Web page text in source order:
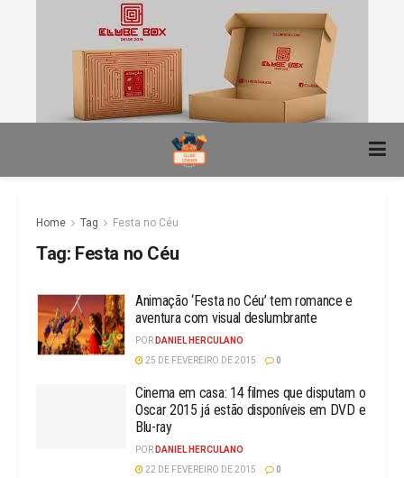
Home Tag Festa no Céu
Tag: Festa no Céu
Animação ‘Festa no Céu’ tem romance e
aventura com visual deslumbrante
POR DANIEL HERCULANO
25 DE FEVEREIRO DE 2015
0
Cinema em casa: 14 filmes que disputam o
Oscar 2015 já estão disponíveis em DVD e
Blu-ray
POR DANIEL HERCULANO
22 DE FEVEREIRO DE 2015
0